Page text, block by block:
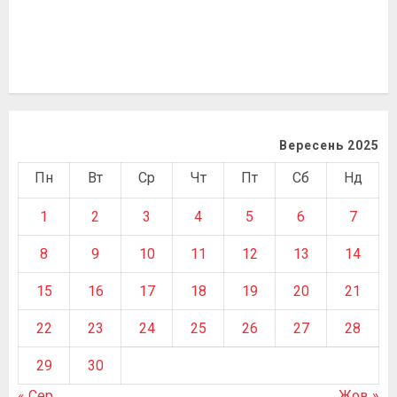
Вересень 2025
Пн Вт Ср Чт Пт Сб Нд
1 2 3 4 5 6 7
8 9 10 11 12 13 14
15 16 17 18 19 20 21
22 23 24 25 26 27 28
29
30